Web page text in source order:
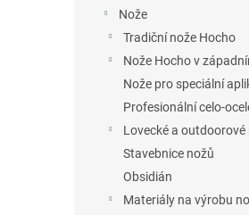
Nože
Tradiční nože Hocho
Nože Hocho v
Nože pro speciální
Profesionální celo-
Lovecké a outdoorové
Stavebnice nožů
Obsidián
Materiály na výrobu